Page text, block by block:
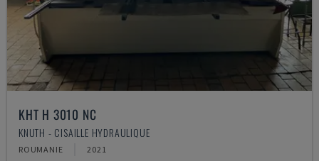
KHT H 3010 NC
KNUTH - CISAILLE HYDRAULIQUE
ROUMANIE 2021